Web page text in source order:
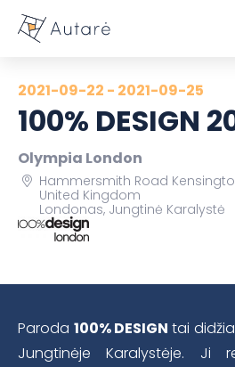
2021-09-22 - 2021-09-25
100% DESIGN
Olympia London
Hammersmith Road
United Kingdom
Londonas, Jungtinė Karalystė
Paroda 100% DESIGNtai
Jungtinėje Karalystėje. Ji